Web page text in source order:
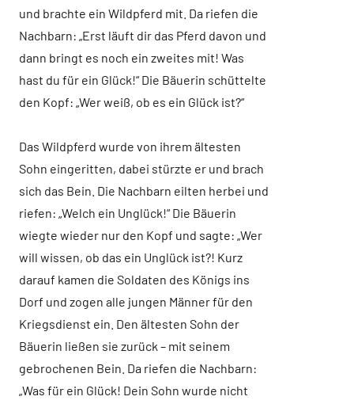
und brachte ein Wildpferd mit. Da riefen die
Nachbarn: „Erst läuft dir das Pferd davon und
dann bringt es noch ein zweites mit! Was
hast du für ein Glück!“ Die Bäuerin schüttelte
den Kopf: „Wer weiß, ob es ein Glück ist?“
Das Wildpferd wurde von ihrem ältesten
Sohn eingeritten, dabei stürzte er und brach
sich das Bein. Die Nachbarn eilten herbei und
riefen: „Welch ein Unglück!“ Die Bäuerin
wiegte wieder nur den Kopf und sagte: „Wer
will wissen, ob das ein Unglück ist?! Kurz
darauf kamen die Soldaten des Königs ins
Dorf und zogen alle jungen Männer für den
Kriegsdienst ein. Den ältesten Sohn der
Bäuerin ließen sie zurück – mit seinem
gebrochenen Bein. Da riefen die Nachbarn:
„Was für ein Glück! Dein Sohn wurde nicht